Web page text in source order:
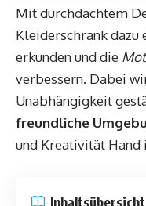
Mit durchdachtem
Kleiderschrank dazu
erkunden und die
verbessern. Dabei
Unabhängigkeit
freundliche
und Kreativität Hand
Inhaltsübersicht